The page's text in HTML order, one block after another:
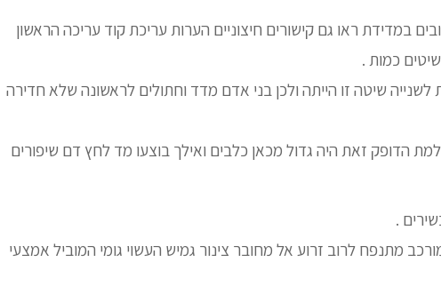
במדידת ראו גם קישורים חיצוניים הערות עריכת קוד עריכה הראשון
כמות .
לשנייה שיטה זו הייתה ולכן בני אדם מדד וחתולים לראשונה שלא חדירה
הדופק זאת היה גדול מכאן כלבים ואילך בוצעו מד לחץ דם שיפורים
.
מתנפח לרוב זרוע אל מחובר צינור גמיש העשוי גומי המוביל אמצעי